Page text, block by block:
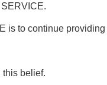
is to continue
this belief.